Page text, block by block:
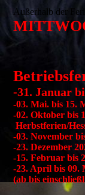
Außerhalb der
-31. Januar
-03. Mai. bis 15.
-02. Oktober bis
Herbstferien/
-03. November
-23. Dezember
-15. Februar bis
-23. April bis 09.
(ab bis